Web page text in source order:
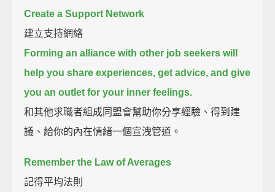
Create a Support Network
建立支持網絡
Forming an alliance with other job seekers will
help you share experiences, get advice, and give
you an outlet for your inner feelings.
和其他求職者組成同盟會幫助你分享經驗、得到建
議、給你的內在情緒一個宣洩管道。
Remember the Law of Averages
記得平均法則